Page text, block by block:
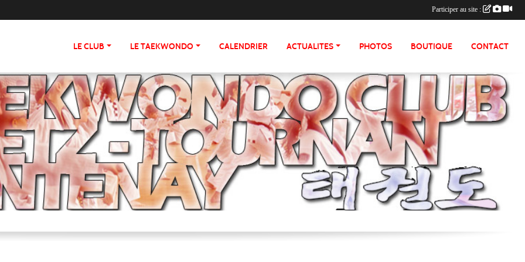
LE CLUB LE TAEKWONDO CALENDRIER ACTUALITES PHOTOS BOUTIQUE CONTACT
Participer au site :